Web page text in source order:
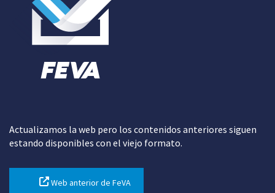
Actualizamos la web pero los contenidos anteriores siguen
estando disponibles con el viejo formato.
Web anterior de FeVA